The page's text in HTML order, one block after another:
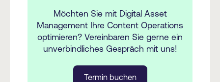
Möchten Sie mit Digital Asset
Management Ihre Content Operations
optimieren? Vereinbaren Sie gerne ein
unverbindliches Gespräch mit uns!
Termin buchen